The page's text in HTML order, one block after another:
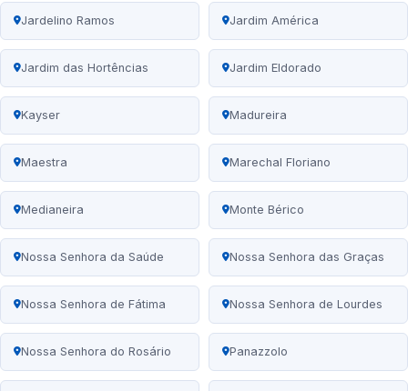
Jardelino Ramos Jardim América
Jardim das Hortências Jardim Eldorado
Kayser Madureira
Maestra Marechal Floriano
Medianeira Monte Bérico
Nossa Senhora da Saúde Nossa Senhora das Graças
Nossa Senhora de Fátima Nossa Senhora de Lourdes
Nossa Senhora do Rosário Panazzolo